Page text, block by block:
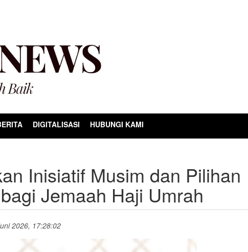
DIGITALISASI HUBUNGI KAMI
Inisiatif Musim dan Pilihan
Jemaah Haji Umrah
2026, 17:28:02